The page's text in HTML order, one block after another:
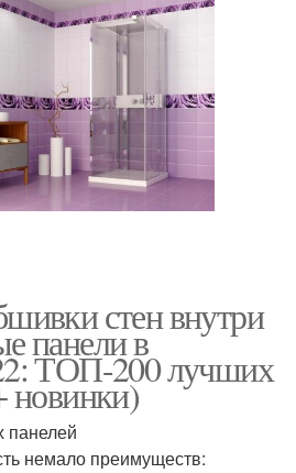
стен внутри
панели в
ТОП-200 лучших
новинки)
панелей
немало преимуществ: